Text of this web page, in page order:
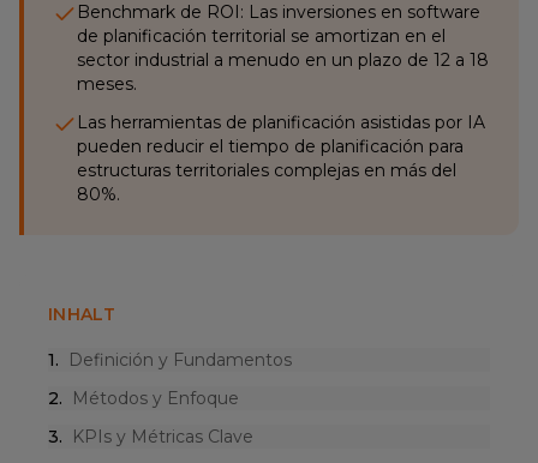
Benchmark de ROI: Las inversiones en software
de planificación territorial se amortizan en el
sector industrial a menudo en un plazo de 12 a 18
meses.
Las herramientas de planificación asistidas por IA
pueden reducir el tiempo de planificación para
estructuras territoriales complejas en más del
80%.
INHALT
1.
Definición y Fundamentos
2.
Métodos y Enfoque
3.
KPIs y Métricas Clave